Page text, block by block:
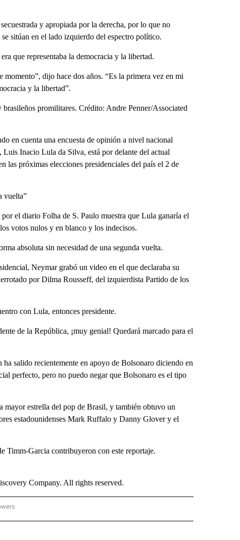
y apropiada por la derecha, por lo que no
sitúan en el lado izquierdo del espectro político.
que representaba la democracia y la libertad.
dijo hace dos años. “Es la primera vez en mi
y la libertad”.
promilitares. Crédito: Andre Penner/Associated
en cuenta una encuesta de opinión a nivel nacional
Inacio Lula da Silva, está por delante del actual
las próximas elecciones presidenciales del país el 2 de
vuelta”
el diario Folha de S. Paulo muestra que Lula ganaría el
votos nulos y en blanco y los indecisos.
absoluta sin necesidad de una segunda vuelta.
Neymar grabó un video en el que declaraba su
por Dilma Rousseff, del izquierdista Partido de los
con Lula, entonces presidente.
de la República, ¡muy genial! Quedará marcado para el
salido recientemente en apoyo de Bolsonaro diciendo en
perfecto, pero no puedo negar que Bolsonaro es el tipo
estrella del pop de Brasil, y también obtuvo un
estadounidenses Mark Ruffalo y Danny Glover y el
Garcia contribuyeron con este reportaje.
Company. All rights reserved.
- SPANISH" TO RECEIVE NOTIFICATIONS ABOUT NEW PAGES ON "CNN - SPANISH".